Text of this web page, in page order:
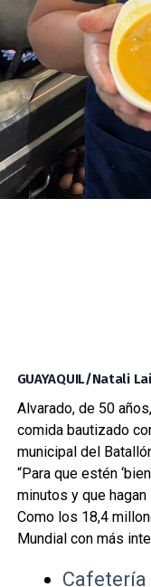
GUAYAQUIL/Natali
Alvarado, de 50
comida bautizado
municipal del
“Para que estén
minutos y que
Como los 18,4
Mundial con más
Cafetería